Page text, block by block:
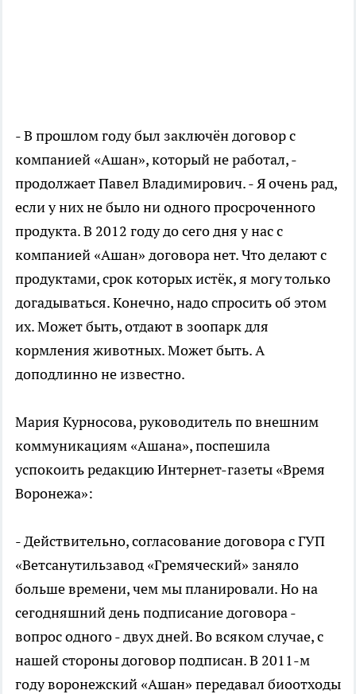
- В прошлом году был заключён договор с
компанией «Ашан», который не работал, -
продолжает Павел Владимирович. - Я очень рад,
если у них не было ни одного просроченного
продукта. В 2012 году до сего дня у нас с
компанией «Ашан» договора нет. Что делают с
продуктами, срок которых истёк, я могу только
догадываться. Конечно, надо спросить об этом
их. Может быть, отдают в зоопарк для
кормления животных. Может быть. А
доподлинно не известно.
Мария Курносова, руководитель по внешним
коммуникациям «Ашана», поспешила
успокоить редакцию Интернет-газеты «Время
Воронежа»:
- Действительно, согласование договора с ГУП
«Ветсанутильзавод «Гремяческий» заняло
больше времени, чем мы планировали. Но на
сегодняшний день подписание договора -
вопрос одного - двух дней. Во всяком случае, с
нашей стороны договор подписан. В 2011-м
году воронежский «Ашан» передавал биоотходы